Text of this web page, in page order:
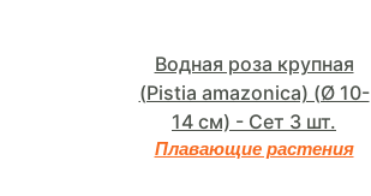
Водная роза крупная
(Pistia amazonica) (Ø 10-
14 см) - Сет 3 шт.
Плавающие растения